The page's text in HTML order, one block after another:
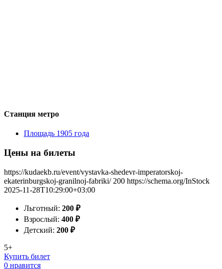
Станция метро
Площадь 1905 года
Цены на билеты
https://kudaekb.ru/event/vystavka-shedevr-imperatorskoj-
ekaterinburgskoj-granilnoj-fabriki/ 200 https://schema.org/InStock
2025-11-28T10:29:00+03:00
Льготный: 200 ₽
Взрослый: 400 ₽
Детский: 200 ₽
5+
Купить билет
0 нравится